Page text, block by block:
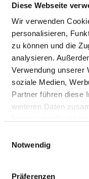
Diese Webseite
Wir verwenden
personalisieren,
zu können und die
analysieren.
Verwendung unserer
soziale Medien,
Partner führen diese
weiteren Daten
Notwendig
Präferenzen
Unterarm
Synovitis und
- Sonstige
Tenosynovitis -
Osteomyelitis -
chronische
Hand
regionales